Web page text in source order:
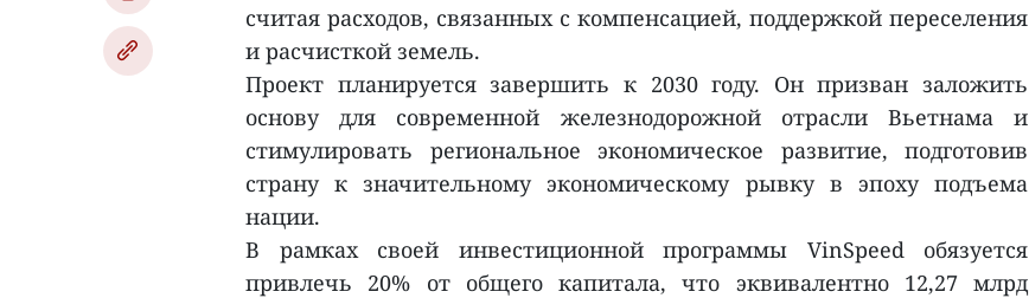
считая расходов, связанных с компенсацией, поддержкой переселения
и расчисткой земель.
Проект планируется завершить к 2030 году. Он призван заложить
основу для современной железнодорожной отрасли Вьетнама и
стимулировать региональное экономическое развитие, подготовив
страну к значительному экономическому рывку в эпоху подъема
нации.
В рамках своей инвестиционной программы VinSpeed обязуется
привлечь 20% от общего капитала, что эквивалентно 12,27 млрд